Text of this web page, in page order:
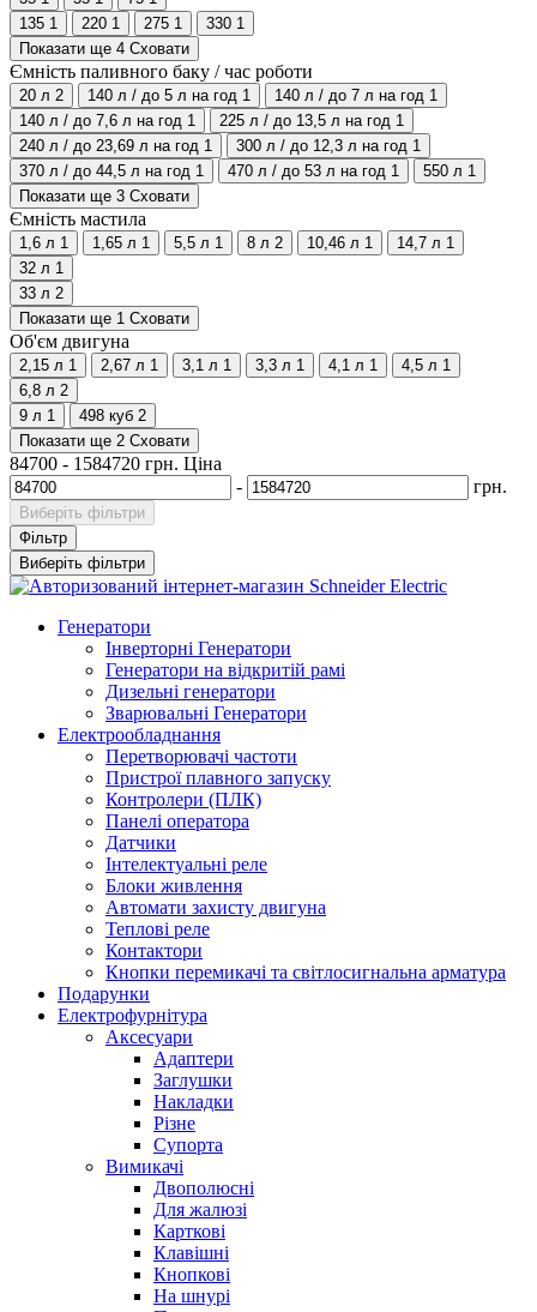
135 1 220 1 275 1 330 1
Показати ще 4 Сховати
Ємність паливного баку / час роботи
20 л 2 140 л / до 5 л на год 1 140 л / до 7 л на год 1
140 л / до 7,6 л на год 1 225 л / до 13,5 л на год 1
240 л / до 23,69 л на год 1 300 л / до 12,3 л на год 1
370 л / до 44,5 л на год 1 470 л / до 53 л на год 1 550 л 1
Показати ще 3 Сховати
Ємність мастила
1,6 л 1 1,65 л 1 5,5 л 1 8 л 2 10,46 л 1 14,7 л 1
32 л 1
33 л 2
Показати ще 1 Сховати
Об'єм двигуна
2,15 л 1 2,67 л 1 3,1 л 1 3,3 л 1 4,1 л 1 4,5 л 1
6,8 л 2
9 л 1 498 куб 2
Показати ще 2 Сховати
84700 - 1584720 грн. Ціна
-
грн.
Виберіть фільтри
Фільтр
Виберіть фільтри
Генератори
Інверторні Генератори
Генератори на відкритій рамі
Дизельні генератори
Зварювальні Генератори
Електрообладнання
Перетворювачі частоти
Пристрої плавного запуску
Контролери (ПЛК)
Панелі оператора
Датчики
Інтелектуальні реле
Блоки живлення
Автомати захисту двигуна
Теплові реле
Контактори
Кнопки перемикачі та світлосигнальна арматура
Подарунки
Електрофурнітура
Аксесуари
Адаптери
Заглушки
Накладки
Різне
Супорта
Вимикачі
Двополюсні
Для жалюзі
Карткові
Клавішні
Кнопкові
На шнурі